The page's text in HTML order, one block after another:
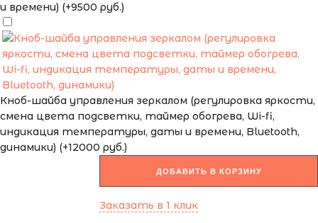
и времени) (+9500 руб.)
Кноб-шайба управления зеркалом (регулировка яркости,
смена цвета подсветки, таймер обогрева, Wi-fi,
индикация температуры, даты и времени, Bluetooth,
динамики) (+12000 руб.)
ДОБАВИТЬ В КОРЗИНУ
Заказать в 1 клик